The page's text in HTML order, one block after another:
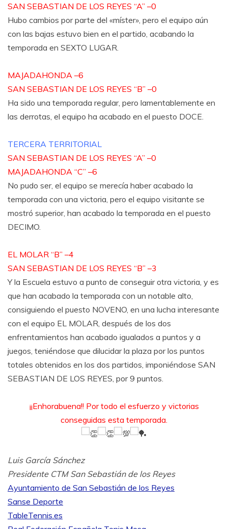
SAN SEBASTIAN DE LOS REYES “A” –0
Hubo cambios por parte del «míster», pero el equipo aún
con las bajas estuvo bien en el partido, acabando la
temporada en SEXTO LUGAR.
MAJADAHONDA –6
SAN SEBASTIAN DE LOS REYES “B” –0
Ha sido una temporada regular, pero lamentablemente en
las derrotas, el equipo ha acabado en el puesto DOCE.
TERCERA TERRITORIAL
SAN SEBASTIAN DE LOS REYES “A” –0
MAJADAHONDA “C” –6
No pudo ser, el equipo se merecía haber acabado la
temporada con una victoria, pero el equipo visitante se
mostró superior, han acabado la temporada en el puesto
DECIMO.
EL MOLAR “B” –4
SAN SEBASTIAN DE LOS REYES “B” –3
Y la Escuela estuvo a punto de conseguir otra victoria, y es
que han acabado la temporada con un notable alto,
consiguiendo el puesto NOVENO, en una lucha interesante
con el equipo EL MOLAR, después de los dos
enfrentamientos han acabado igualados a puntos y a
juegos, teniéndose que dilucidar la plaza por los puntos
totales obtenidos en los dos partidos, imponiéndose SAN
SEBASTIAN DE LOS REYES, por 9 puntos.
¡¡Enhorabuena!! Por todo el esfuerzo y victorias
conseguidas esta temporada.
Luis García Sánchez
Presidente CTM San Sebastián de los Reyes
Ayuntamiento de San Sebastián de los Reyes
Sanse Deporte
TableTennis.es